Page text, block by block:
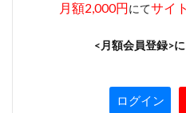
月額2,000円にてサイ
<月額会員登録>に
ログイン